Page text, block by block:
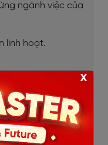
ngành việc của
linh hoạt.
x